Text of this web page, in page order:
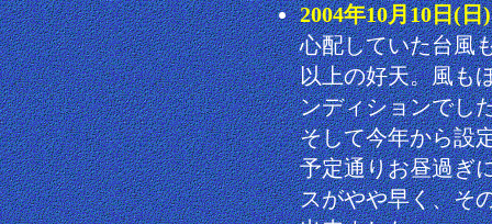
2004年10月10日(
心配していた台風
以上の好天。風も
ンディションでし
そして今年から設
予定通りお昼過ぎ
スがやや早く、そ